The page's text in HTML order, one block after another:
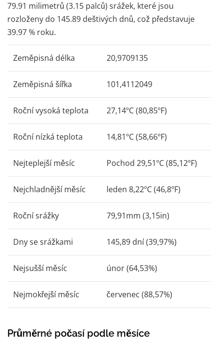
79.91 milimetrů (3.15 palců) srážek, které jsou
rozloženy do 145.89 deštivých dnů, což představuje
39.97 % roku.
Zeměpisná délka 20,9709135
Zeměpisná šířka 101,4112049
Roční vysoká teplota 27,14ºC (80,85ºF)
Roční nízká teplota 14,81ºC (58,66ºF)
Nejteplejší měsíc Pochod 29,51ºC (85,12ºF)
Nejchladnější měsíc leden 8,22ºC (46,8ºF)
Roční srážky 79,91mm (3,15in)
Dny se srážkami 145,89 dní (39,97%)
Nejsušší měsíc únor (64,53%)
Nejmokřejší měsíc červenec (88,57%)
Průměrné počasí podle měsíce